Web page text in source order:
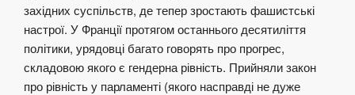
західних суспільств, де тепер зростають фашистські
настрої. У Франції протягом останнього десятиліття
політики, урядовці багато говорять про прогрес,
складовою якого є гендерна рівність. Прийняли закон
про рівність у парламенті (якого насправді не дуже